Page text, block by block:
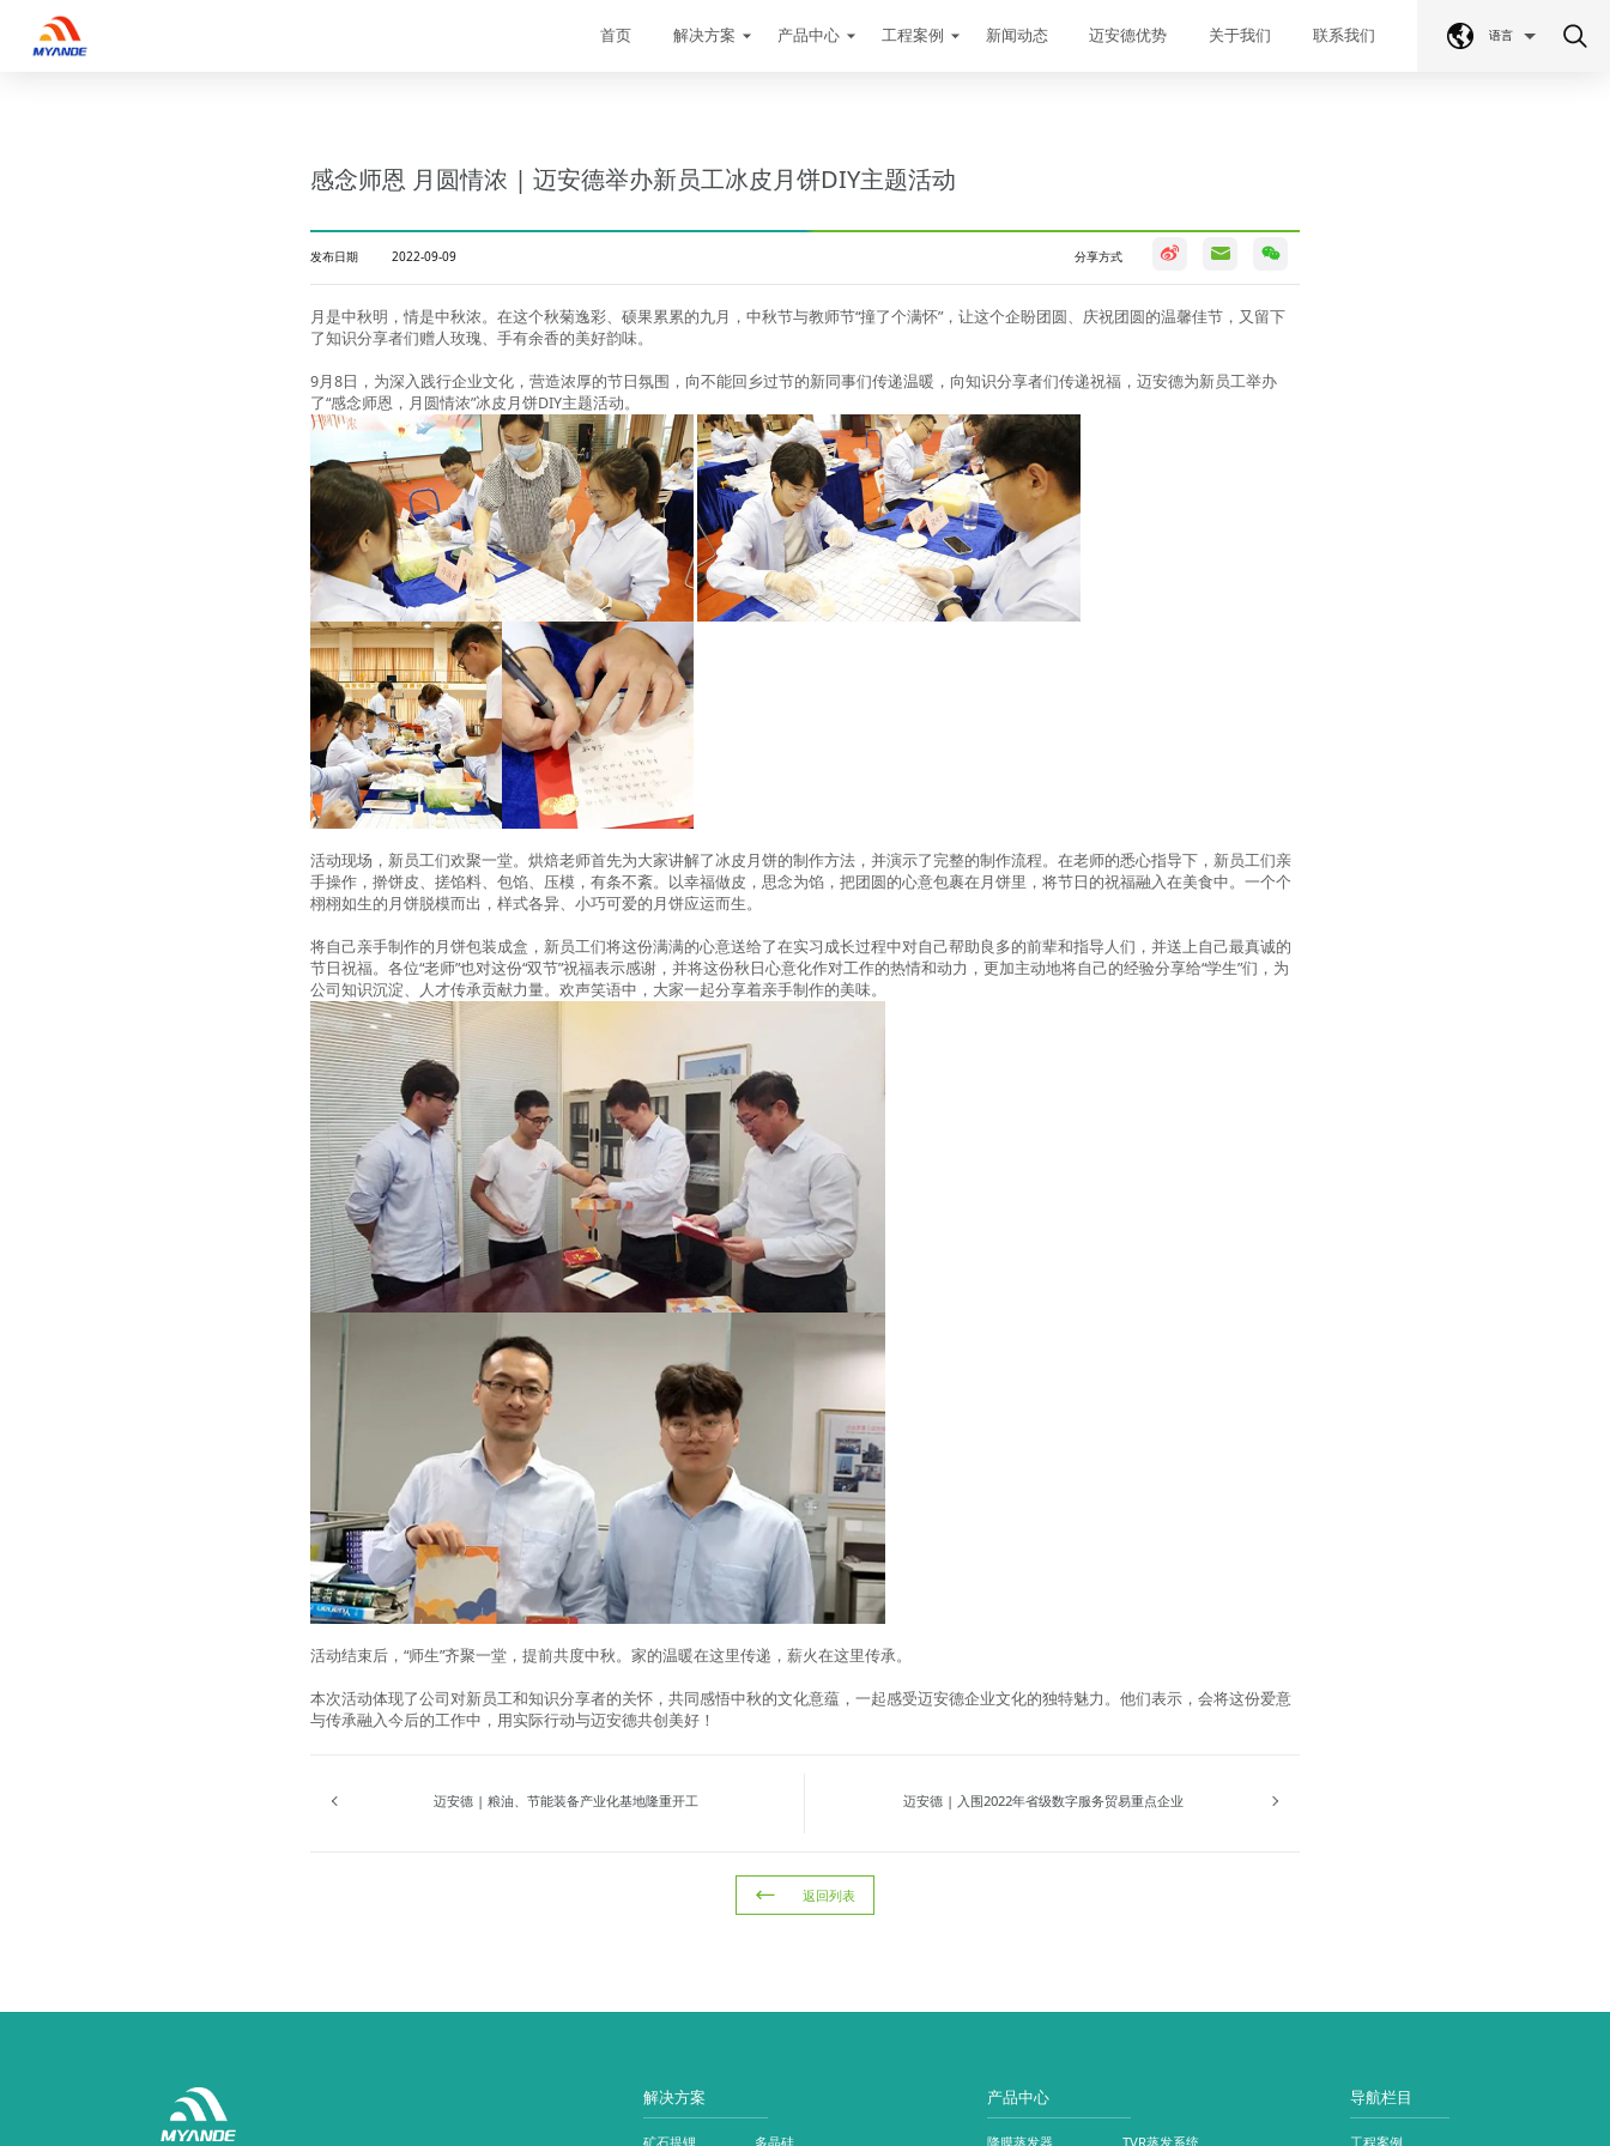
首页 解决方案 产品中心 工程案例 新闻动态 迈安德优势 关于我们 联系我们 语言
感念师恩 月圆情浓 | 迈安德举办新员工冰皮月饼DIY主题活动
发布日期 2022-09-09 分享方式
月是中秋明，情是中秋浓。在这个秋菊逸彩、硕果累累的九月，中秋节与教师节“撞了个满怀”，让这个企盼团圆、庆祝团圆的温馨佳节，又留下
了知识分享者们赠人玫瑰、手有余香的美好韵味。
9月8日，为深入践行企业文化，营造浓厚的节日氛围，向不能回乡过节的新同事们传递温暖，向知识分享者们传递祝福，迈安德为新员工举办
了“感念师恩，月圆情浓”冰皮月饼DIY主题活动。
活动现场，新员工们欢聚一堂。烘焙老师首先为大家讲解了冰皮月饼的制作方法，并演示了完整的制作流程。在老师的悉心指导下，新员工们亲
手操作，擀饼皮、搓馅料、包馅、压模，有条不紊。以幸福做皮，思念为馅，把团圆的心意包裹在月饼里，将节日的祝福融入在美食中。一个个
栩栩如生的月饼脱模而出，样式各异、小巧可爱的月饼应运而生。
将自己亲手制作的月饼包装成盒，新员工们将这份满满的心意送给了在实习成长过程中对自己帮助良多的前辈和指导人们，并送上自己最真诚的
节日祝福。各位“老师”也对这份“双节”祝福表示感谢，并将这份秋日心意化作对工作的热情和动力，更加主动地将自己的经验分享给“学生”们，为
公司知识沉淀、人才传承贡献力量。欢声笑语中，大家一起分享着亲手制作的美味。
活动结束后，“师生”齐聚一堂，提前共度中秋。家的温暖在这里传递，薪火在这里传承。
本次活动体现了公司对新员工和知识分享者的关怀，共同感悟中秋的文化意蕴，一起感受迈安德企业文化的独特魅力。他们表示，会将这份爱意
与传承融入今后的工作中，用实际行动与迈安德共创美好！
迈安德 | 粮油、节能装备产业化基地隆重开工 迈安德 | 入围2022年省级数字服务贸易重点企业
返回列表
解决方案
矿石提锂 多晶硅
产品中心
降膜蒸发器 TVR蒸发系统
导航栏目
工程案例